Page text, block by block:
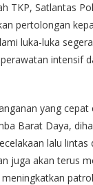
TKP, Satlantas
pertolongan
luka-luka
intensif
yang cepat
Barat Daya,
lalu
juga akan terus